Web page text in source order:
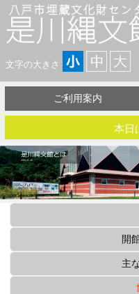
文字の大きさ
ご利用案内
本日
開
主